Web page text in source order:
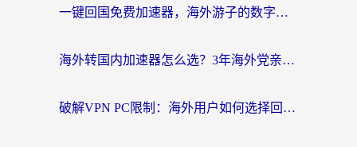
一键回国免费加速器，海外游子的数字归乡路
海外转国内加速器怎么选？3年海外党亲测指南，无缝刷剧玩游戏不再难
破解VPN PC限制：海外用户如何选择回国加速器实现无缝访问国内资源